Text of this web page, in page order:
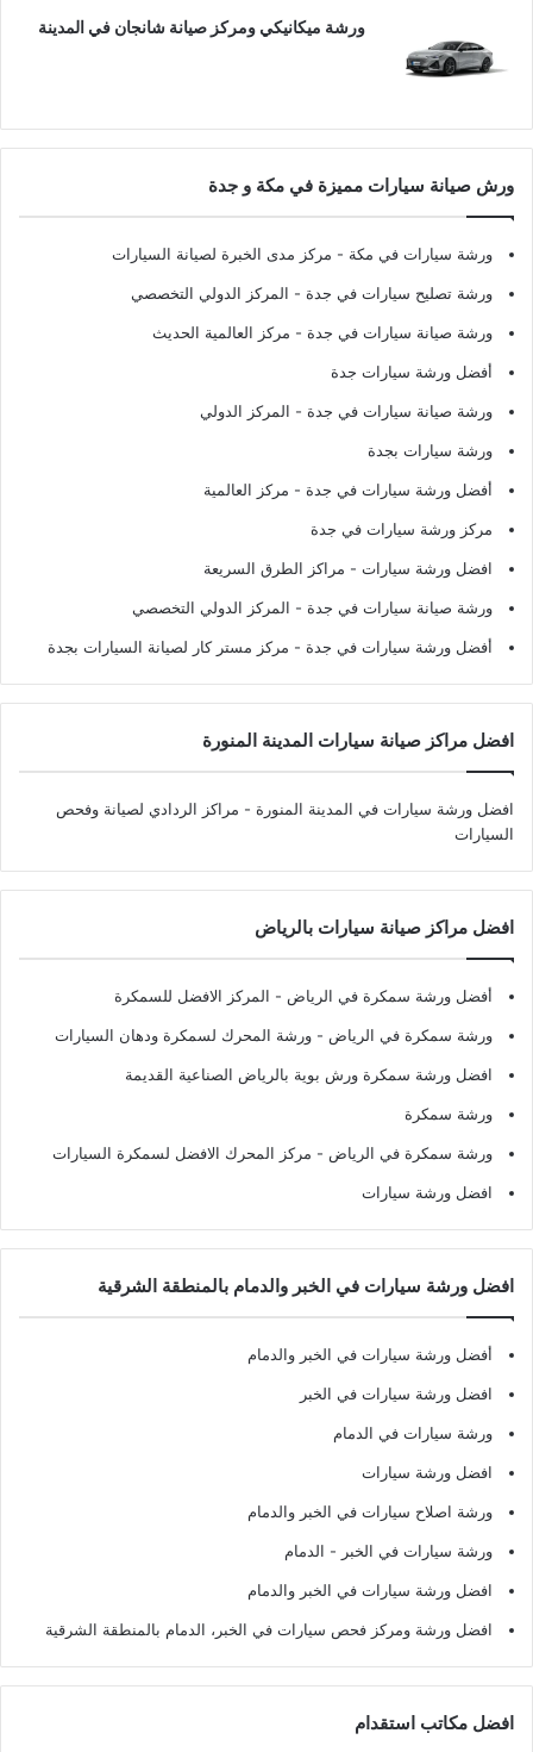
ورشة ميكانيكي ومركز صيانة شانجان في المدينة
ورش صيانة سيارات مميزة في مكة و جدة
ورشة سيارات في مكة - مركز مدى الخبرة لصيانة السيارات
ورشة تصليح سيارات في جدة - المركز الدولي التخصصي
ورشة صيانة سيارات في جدة - مركز العالمية الحديث
أفضل ورشة سيارات جدة
ورشة صيانة سيارات في جدة - المركز الدولي
ورشة سيارات بجدة
أفضل ورشة سيارات في جدة - مركز العالمية
مركز ورشة سيارات في جدة
افضل ورشة سيارات - مراكز الطرق السريعة
ورشة صيانة سيارات في جدة - المركز الدولي التخصصي
أفضل ورشة سيارات في جدة - مركز مستر كار لصيانة السيارات بجدة
افضل مراكز صيانة سيارات المدينة المنورة
افضل ورشة سيارات في المدينة المنورة - مراكز الردادي لصيانة وفحص
السيارات
افضل مراكز صيانة سيارات بالرياض
أفضل ورشة سمكرة في الرياض - المركز الافضل للسمكرة
ورشة سمكرة في الرياض - ورشة المحرك لسمكرة ودهان السيارات
افضل ورشة سمكرة ورش بوية بالرياض الصناعية القديمة
ورشة سمكرة
ورشة سمكرة في الرياض - مركز المحرك الافضل لسمكرة السيارات
افضل ورشة سيارات
افضل ورشة سيارات في الخبر والدمام بالمنطقة الشرقية
أفضل ورشة سيارات في الخبر والدمام
افضل ورشة سيارات في الخبر
ورشة سيارات في الدمام
افضل ورشة سيارات
ورشة اصلاح سيارات في الخبر والدمام
ورشة سيارات في الخبر - الدمام
افضل ورشة سيارات في الخبر والدمام
افضل ورشة ومركز فحص سيارات في الخبر، الدمام بالمنطقة الشرقية
افضل مكاتب استقدام